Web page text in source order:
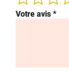
Votre avis *